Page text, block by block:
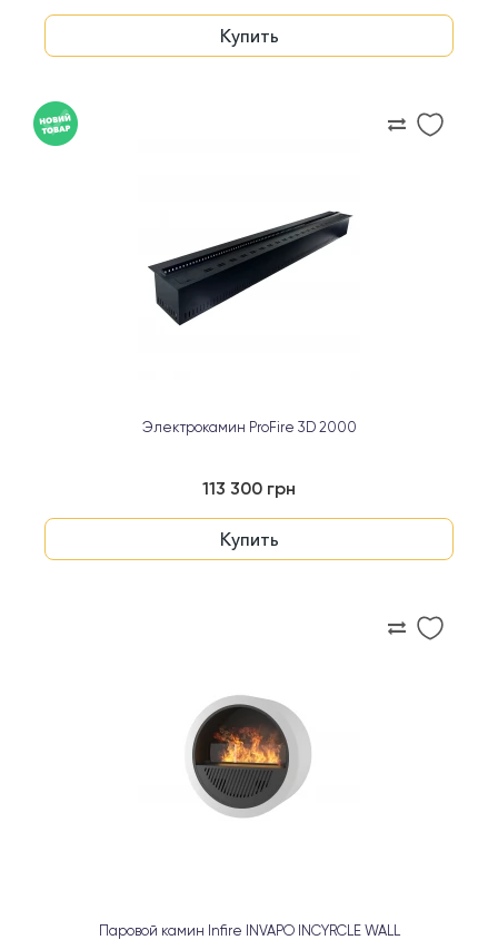
Купить
Электрокамин ProFire 3D 2000
113 300 грн
Купить
Паровой камин Infire INVAPO INCYRCLE WALL